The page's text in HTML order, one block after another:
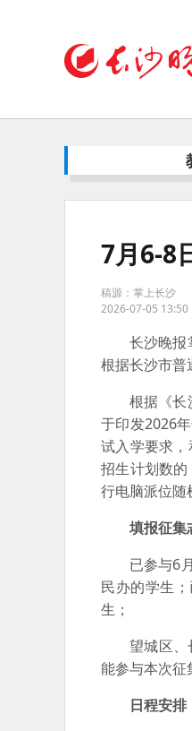
7月6-8
稿源：掌上长沙
2026-07-05 13:50
长沙晚报掌
根据长沙市普
根据《长
于印发2026
试入学要求
招生计划数
行电脑派位随
填报征集
已参与6
民办的学生
生；
望城区
能参与本次征
日程安排